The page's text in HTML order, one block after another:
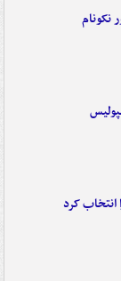
نکونام
کرد